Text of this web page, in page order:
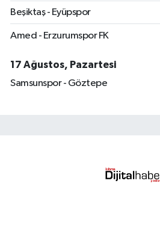
Beşiktaş - Eyüpspor
Amed - Erzurumspor FK
17 Ağustos, Pazartesi
Samsunspor - Göztepe